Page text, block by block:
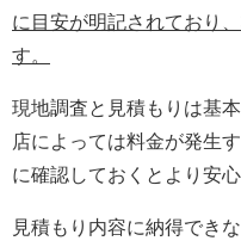
に目安が明記されており
す。
現地調査と見積もりは基
店によっては料金が発生
に確認しておくとより安心
見積もり内容に納得でき